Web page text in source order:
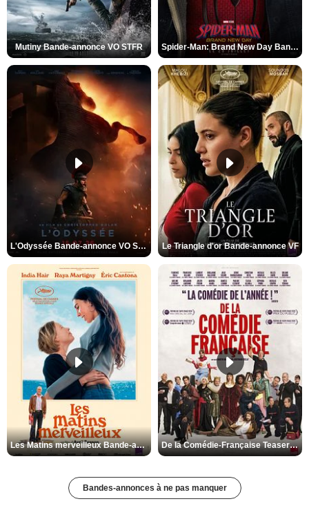
Mutiny Bande-annonce VO STFR Spider-Man: Brand New Day Bande-annonce VO STFR
L'Odyssée Bande-annonce VO STFR Le Triangle d'or Bande-annonce VF
Les Matins merveilleux Bande-annonce VF De la Comédie-Française Teaser VF
Bandes-annonces à ne pas manquer